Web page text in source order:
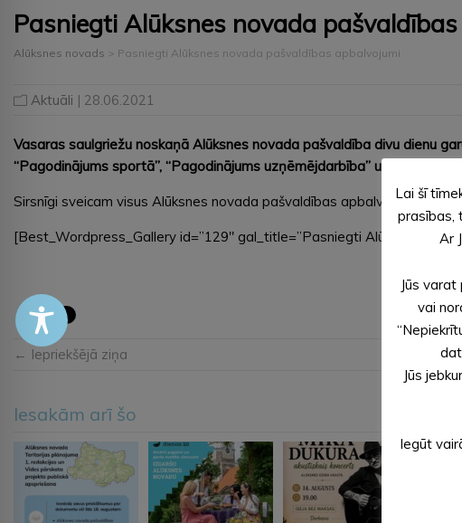
Pasniegti Alūksnes novada
Alūksnes novads > Pasniegti Alūksnes novada pašvaldības apbalvojumi
Aktuāli | 28.06.2021
Vasaras saulgriežu noskaņā Alūksnes novada pašvaldība divu dienu
“Pagodinājums sportā”, “Pagodinājums uzņēmējdarbība” un “Zelta
Sirsnīgi sveicam visus Alūksnes novada pašvaldības apbalvojumu
[Best_Wordpress_Gallery id=”129″ gal_title=”Pasniegti Alūksnes
← Iepriekšējā ziņa
Iesakām arī šo
Lai šī
prasības,
Ar
Jūs varat
vai
Jūs
Iegūt